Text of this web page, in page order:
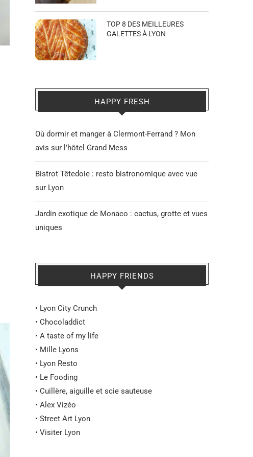
TOP 8 DES MEILLEURES
GALETTES À LYON
HAPPY FRESH
Où dormir et manger à Clermont-Ferrand ? Mon
avis sur l’hôtel Grand Mess
Bistrot Têtedoie : resto bistronomique avec vue
sur Lyon
Jardin exotique de Monaco : cactus, grotte et vues
uniques
HAPPY FRIENDS
• Lyon City Crunch
• Chocoladdict
• A taste of my life
• Mille Lyons
• Lyon Resto
• Le Fooding
• Cuillère, aiguille et scie sauteuse
• Alex Vizéo
• Street Art Lyon
• Visiter Lyon